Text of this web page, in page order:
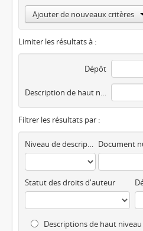
Ajouter de nouveaux critères
Limiter les résultats à :
Dépôt
Description de haut niveau
Filtrer les résultats par :
Niveau de description
Statut des droits d'auteur
Descriptions de haut niveau